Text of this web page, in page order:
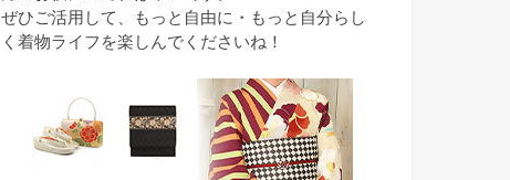
ぜひご活用して、もっと自由に・もっと自分らし
く着物ライフを楽しんでくださいね！